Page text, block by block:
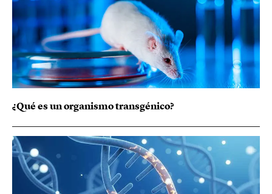
¿Qué es un organismo transgénico?